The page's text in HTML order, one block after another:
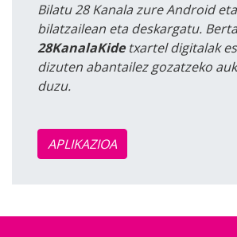
Bilatu 28 Kanala zure Android
bilatzailean eta deskargatu.
28KanalaKidetxartel digitalak
dizuten abantailez gozatzeko
duzu.
APLIKAZIOA